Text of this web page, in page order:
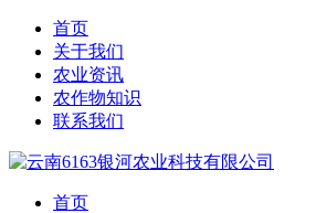
首页
关于我们
农业资讯
农作物知识
联系我们
首页